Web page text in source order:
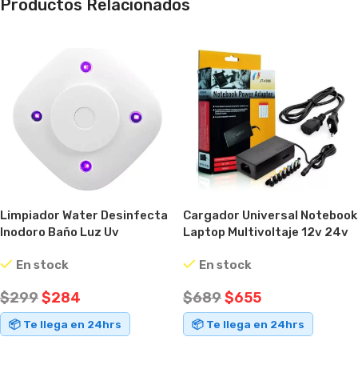
Productos Relacionados
Limpiador Water Desinfecta
Inodoro Baño Luz Uv
En stock
$299$284
📦 Te llega en 24hrs
Cargador Universal Notebook
Laptop Multivoltaje 12v 24v
En stock
$689$655
📦 Te llega en 24hrs